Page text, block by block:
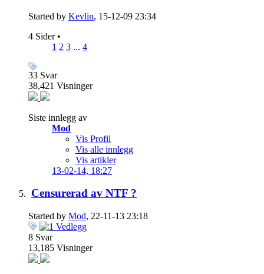
Started by Kevlin, 15-12-09 23:34
4 Sider •
1 2 3 ... 4
33 Svar
38,421 Visninger
Siste innlegg av
Mod
Vis Profil
Vis alle innlegg
Vis artikler
13-02-14, 18:27
Censurerad av NTF ?
Started by Mod, 22-11-13 23:18
8 Svar
13,185 Visninger